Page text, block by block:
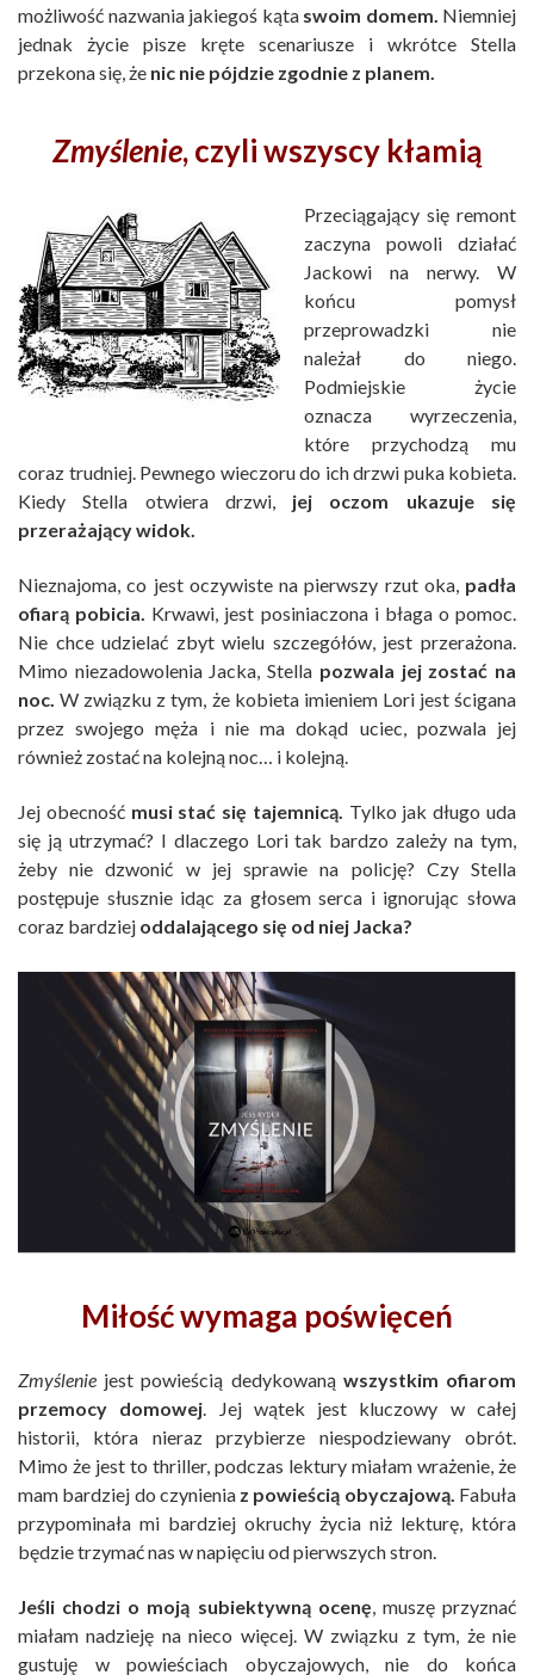
możliwość nazwania jakiegoś kąta swoim domem. Niemniej
jednak życie pisze kręte scenariusze i wkrótce Stella
przekona się, że nic nie pójdzie zgodnie z planem.
Zmyślenie, czyli wszyscy kłamią
Przeciągający się remont
zaczyna powoli działać
Jackowi na nerwy. W
końcu pomysł
przeprowadzki nie
należał do niego.
Podmiejskie życie
oznacza wyrzeczenia,
które przychodzą mu
coraz trudniej. Pewnego wieczoru do ich drzwi puka kobieta.
Kiedy Stella otwiera drzwi,jej oczom ukazuje się
przerażający widok.
Nieznajoma, co jest oczywiste na pierwszy rzut oka, padła
ofiarą pobicia. Krwawi, jest posiniaczona i błaga o pomoc.
Nie chce udzielać zbyt wielu szczegółów, jest przerażona.
Mimo niezadowolenia Jacka, Stella pozwala jej zostać na
noc. W związku z tym, że kobieta imieniem Lori jest ścigana
przez swojego męża i nie ma dokąd uciec, pozwala jej
również zostać na kolejną noc… i kolejną.
Jej obecność musi stać się tajemnicą. Tylko jak długo uda
się ją utrzymać? I dlaczego Lori tak bardzo zależy na tym,
żeby nie dzwonić w jej sprawie na policję? Czy Stella
postępuje słusznie idąc za głosem serca i ignorując słowa
coraz bardziej oddalającego się od niej Jacka?
Miłość wymaga poświęceń
Zmyślenie jest powieścią dedykowaną wszystkim ofiarom
przemocy domowej. Jej wątek jest kluczowy w całej
historii, która nieraz przybierze niespodziewany obrót.
Mimo że jest to thriller, podczas lektury miałam wrażenie, że
mam bardziej do czynieniaz powieścią obyczajową. Fabuła
przypominała mi bardziej okruchy życia niż lekturę, która
będzie trzymać nas w napięciu od pierwszych stron.
Jeśli chodzi o moją subiektywną ocenę, muszę przyznać
miałam nadzieję na nieco więcej. W związku z tym, że nie
gustuję w powieściach obyczajowych, nie do końca